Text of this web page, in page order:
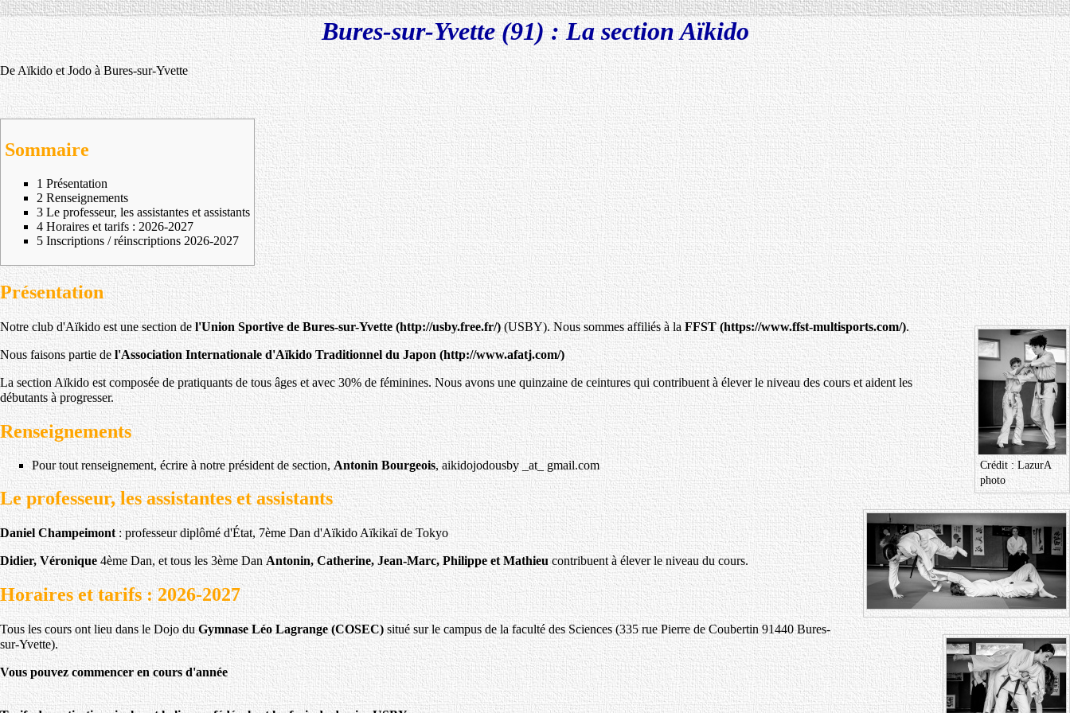
Bures-sur-Yvette (91) : La section Aïkido
De Aïkido et Jodo à Bures-sur-Yvette
Sommaire
1 Présentation
2 Renseignements
3 Le professeur, les assistantes et assistants
4 Horaires et tarifs : 2026-2027
5 Inscriptions / réinscriptions 2026-2027
Présentation
Crédit : LazurA
photo
Notre club d'Aïkido est une section del'Union Sportive de Bures-sur-Yvette (USBY). Nous sommes affiliés à la FFST .
Nous faisons partie de l'Association Internationale d'Aïkido Traditionnel du Japon
La section Aïkido est composée de pratiquants de tous âges et avec 30% de féminines. Nous avons une quinzaine de ceintures qui contribuent à élever le niveau des cours et aident les
débutants à progresser.
Renseignements
Pour tout renseignement, écrire à notre président de section, Antonin Bourgeois, aikidojodousby _at_ gmail.com
Le professeur, les assistantes et assistants
Daniel Champeimont: professeur diplômé d'État, 7ème Dan d'Aïkido Aïkikaï de Tokyo
Didier, Véronique 4ème Dan, et tous les 3ème DanAntonin, Catherine, Jean-Marc, Philippe et Mathieucontribuent à élever le niveau du cours.
Horaires et tarifs : 2026-2027
Tous les cours ont lieu dans le Dojo duGymnase Léo Lagrange (COSEC)situé sur le campus de la faculté des Sciences (335 rue Pierre de Coubertin 91440 Bures-
sur-Yvette).
Vous pouvez commencer en cours d'année